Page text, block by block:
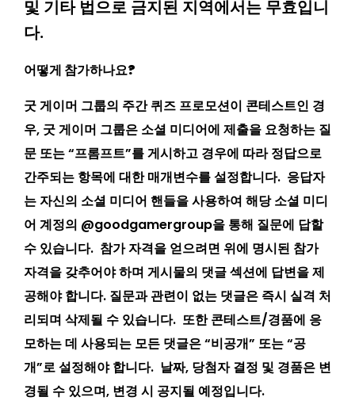
및 기타 법으로 금지된 지역에서는 무효입니
다.
어떻게 참가하나요?
굿 게이머 그룹의 주간 퀴즈 프로모션이 콘테스트인 경
우, 굿 게이머 그룹은 소셜 미디어에 제출을 요청하는 질
문 또는 “프롬프트”를 게시하고 경우에 따라 정답으로
간주되는 항목에 대한 매개변수를 설정합니다. 응답자
는 자신의 소셜 미디어 핸들을 사용하여 해당 소셜 미디
어 계정의 @goodgamergroup을 통해 질문에 답할
수 있습니다. 참가 자격을 얻으려면 위에 명시된 참가
자격을 갖추어야 하며 게시물의 댓글 섹션에 답변을 제
공해야 합니다. 질문과 관련이 없는 댓글은 즉시 실격 처
리되며 삭제될 수 있습니다. 또한 콘테스트/경품에 응
모하는 데 사용되는 모든 댓글은 “비공개” 또는 “공
개”로 설정해야 합니다. 날짜, 당첨자 결정 및 경품은 변
경될 수 있으며, 변경 시 공지될 예정입니다.